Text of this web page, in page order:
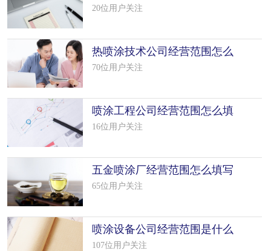
写（50个
20位用户关注
热喷涂技术公司经营范围怎么
填写（7
70位用户关注
喷涂工程公司经营范围怎么填
写（50个
16位用户关注
五金喷涂厂经营范围怎么填写
（5个模
65位用户关注
喷涂设备公司经营范围是什么
（精选 3
107位用户关注